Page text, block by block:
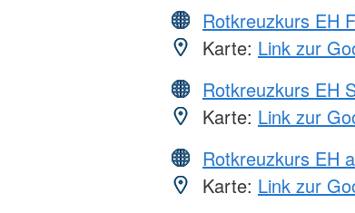
Rotkreuzkurs EH
Karte: Link zur
Rotkreuzkurs EH
Karte: Link zur
Rotkreuzkurs EH
Karte: Link zur